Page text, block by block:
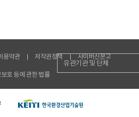
용약관 저작권정책 사이버신문고
호 등에 관한 법률
유관기관 및 단체